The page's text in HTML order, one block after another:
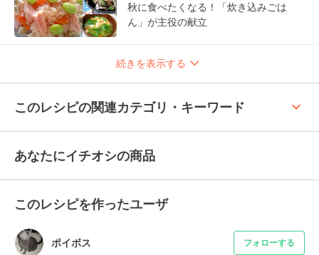
秋に食べたくなる！「炊き込みごは
ん」が主役の献立
続きを表示する
このレシピの関連カテゴリ・キーワード keyboard_arrow_up
あなたにイチオシの商品
このレシピを作ったユーザ
ポイボス フォローする